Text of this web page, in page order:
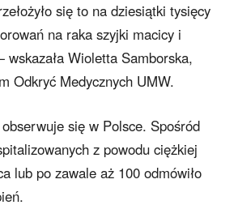
się to na dziesiątki tysięcy
na raka szyjki macicy i
Wioletta Samborska,
Odkryć Medycznych UMW.
się w Polsce. Spośród
z powodu ciężkiej
lub po zawale aż 100 odmówiło